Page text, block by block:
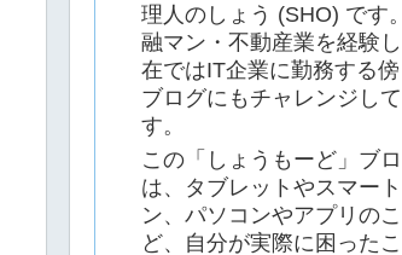
理人のしょう (SHO) です
融マン・不動産業を経験
在ではIT企業に勤務する傍
ブログにもチャレンジし
す。
この「しょうもーど」ブ
は、タブレットやスマー
ン、パソコンやアプリの
ど、自分が実際に困った